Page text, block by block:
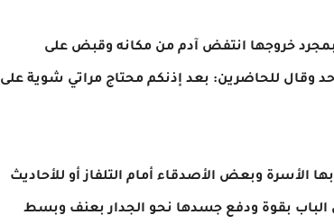
خروجها انتفض آدم من مكانه وقبض على
وقال للحاضرين: بعد إذنكم محتاج مراتي شوية على
وبعض الأصدقاء أمام التلفاز أو للأحاديث
الباب بقوة ودفع جسدها نحو الجدار بعنف وبسط